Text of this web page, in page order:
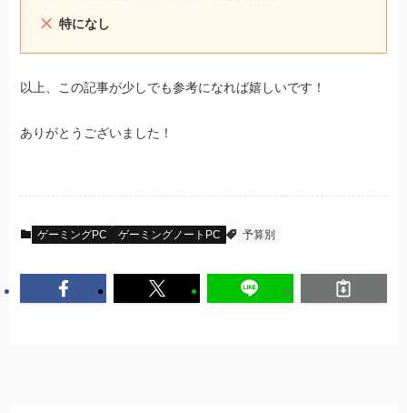
特になし
以上、この記事が少しでも参考になれば嬉しいです！
ありがとうございました！
ゲーミングPC ゲーミングノートPC 予算別